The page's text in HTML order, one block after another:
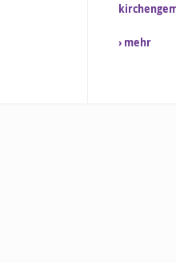
› mehr